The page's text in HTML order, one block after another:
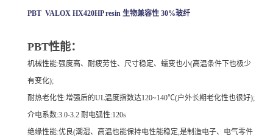
PBT VALOX HX420HP resin 生物兼容性 30%玻纤
PBT性能：
机械性能:强度高、耐疲劳性、尺寸稳定、蠕变也小(高温条件下也极少
有变化);
耐热老化性:增强后的UL温度指数达120~140℃(户外长期老化性也很好);
介电系数:3.0-3.2 耐电弧性:120s
绝缘性能:优良(潮湿、高温也能保持电性能稳定,是制造电子、电气零件